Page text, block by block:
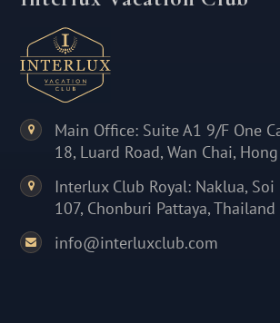
Main Office: Suite A1 9/F One
18, Luard Road, Wan Chai,
Interlux Club Royal: Naklua, Soi
107, Chonburi Pattaya, Thailand
info@interluxclub.com